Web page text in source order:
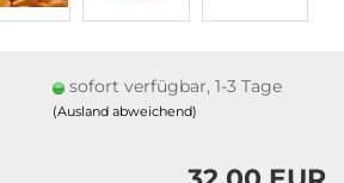
sofort verfügbar, 1-3 Tage
(Ausland abweichend)